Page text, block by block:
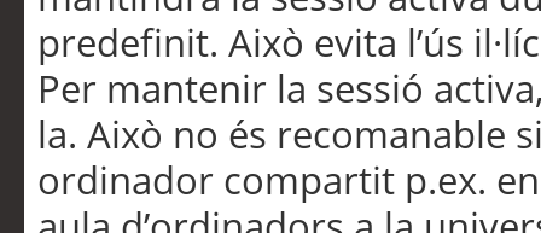
predefinit. Això evita l’ús
Per mantenir la sessió
la. Això no és recomanable
ordinador compartit p.ex.